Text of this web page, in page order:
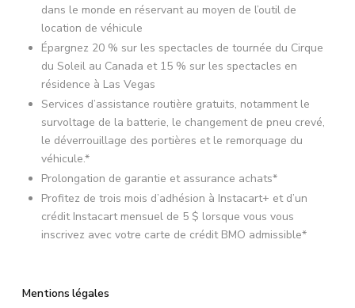
dans le monde en réservant au moyen de l’outil de
location de véhicule
Épargnez 20 % sur les spectacles de tournée du Cirque
du Soleil au Canada et 15 % sur les spectacles en
résidence à Las Vegas
Services d’assistance routière gratuits, notamment le
survoltage de la batterie, le changement de pneu crevé,
le déverrouillage des portières et le remorquage du
véhicule.*
Prolongation de garantie et assurance achats*
Profitez de trois mois d’adhésion à Instacart+ et d’un
crédit Instacart mensuel de 5 $ lorsque vous vous
inscrivez avec votre carte de crédit BMO admissible*
Mentions légales